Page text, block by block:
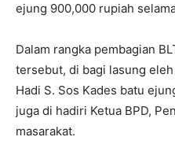
ejung 900,000 rupiah
Dalam rangka pembagian
tersebut, di bagi lasung
Hadi S. Sos Kades batu
juga di hadiri Ketua BPD,
masarakat.